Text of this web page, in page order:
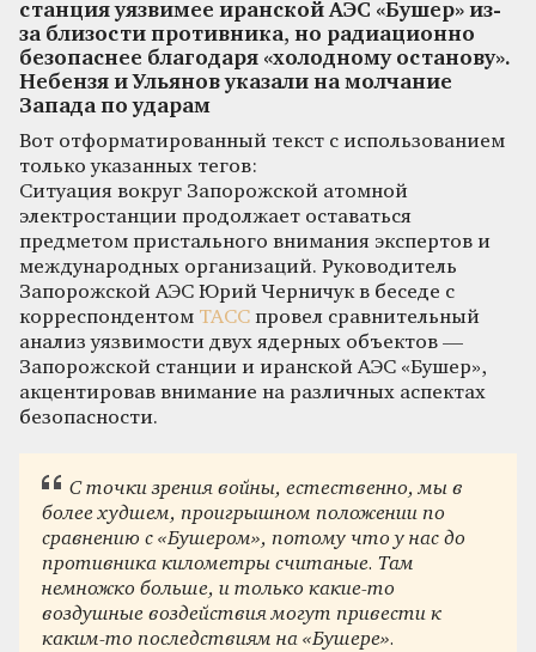
станция уязвимее иранской АЭС «Бушер» из-
за близости противника, но радиационно
безопаснее благодаря «холодному останову».
Небензя и Ульянов указали на молчание
Запада по ударам
Вот отформатированный текст с использованием
только указанных тегов:
Ситуация вокруг Запорожской атомной
электростанции продолжает оставаться
предметом пристального внимания экспертов и
международных организаций. Руководитель
Запорожской АЭС Юрий Черничук в беседе с
корреспондентом ТАСС провел сравнительный
анализ уязвимости двух ядерных объектов —
Запорожской станции и иранской АЭС «Бушер»,
акцентировав внимание на различных аспектах
безопасности.
С точки зрения войны, естественно, мы в
более худшем, проигрышном положении по
сравнению с «Бушером», потому что у нас до
противника километры считаные. Там
немножко больше, и только какие-то
воздушные воздействия могут привести к
каким-то последствиям на «Бушере».